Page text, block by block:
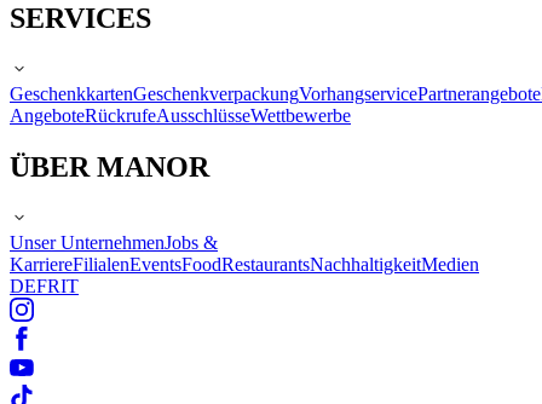
SERVICES
GeschenkkartenGeschenkverpackungVorhangservicePartnerangebote
AngeboteRückrufeAusschlüsseWettbewerbe
ÜBER MANOR
Unser UnternehmenJobs &
KarriereFilialenEventsFoodRestaurantsNachhaltigkeitMedien
DEFRIT